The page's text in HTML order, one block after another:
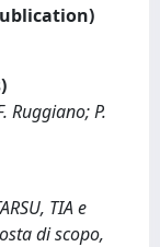
Ruggiano; P.
TIA e
di scopo,